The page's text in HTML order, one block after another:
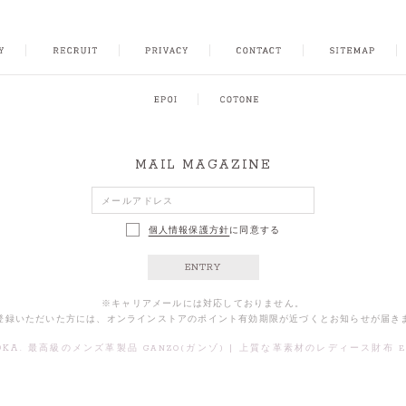
CONTACT SITEMAP FACEBOOKINSTAGRAM
MAIL MAGAZINE
個人情報保護方針に同意する
ENTRY
※キャリアメールには対応しておりません。
いただいた方には、オンラインストアのポイント有効期限が近づくとお知らせが届き
最高級のメンズ革製品 GANZO(ガンゾ) | 上質な革素材のレディース財布